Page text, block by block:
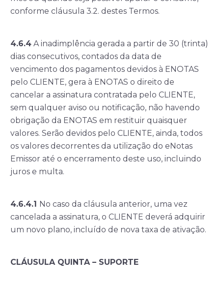
conforme cláusula 3.2. destes Termos.
4.6.4 A inadimplência gerada a partir de 30 (trinta)
dias consecutivos, contados da data de
vencimento dos pagamentos devidos à ENOTAS
pelo CLIENTE, gera à ENOTAS o direito de
cancelar a assinatura contratada pelo CLIENTE,
sem qualquer aviso ou notificação, não havendo
obrigação da ENOTAS em restituir quaisquer
valores. Serão devidos pelo CLIENTE, ainda, todos
os valores decorrentes da utilização do eNotas
Emissor até o encerramento deste uso, incluindo
juros e multa.
4.6.4.1 No caso da cláusula anterior, uma vez
cancelada a assinatura, o CLIENTE deverá adquirir
um novo plano, incluído de nova taxa de ativação.
CLÁUSULA QUINTA – SUPORTE